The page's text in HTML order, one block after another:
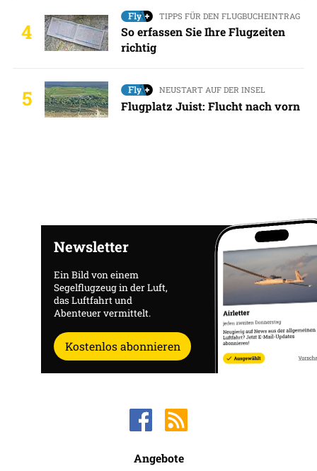
4
TIPPS FÜR DEN FLUGBUCHEINTRAG
So erfassen Sie Ihre Flugzeiten
richtig
5 NEUSTART AUF DER INSEL
Flugplatz Juist: Flucht nach vorn
Newsletter
Ein Bild von einem
Segelflugzeug in der Luft,
das Luftfahrt und
Abenteuer vermittelt.
Kostenlos abonnieren
Angebote